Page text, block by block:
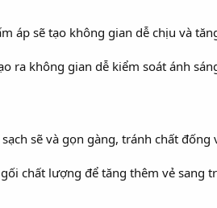
áp sẽ tạo không gian dễ chịu và
ra không gian dễ kiểm soát ánh
sẽ và gọn gàng, tránh chất
chất lượng để tăng thêm vẻ sang